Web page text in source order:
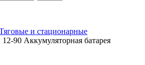
и стационарные
90 Аккумуляторная батарея